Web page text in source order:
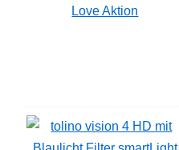
Love Aktion